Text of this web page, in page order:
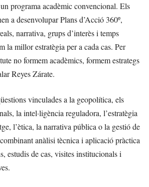
programa acadèmic convencional. Els
a desenvolupar Plans d’Acció 360º,
narrativa, grups d’interès i temps
la millor estratègia per a cada cas. Per
no formem acadèmics, formem estrategs
Reyes Zárate.
vinculades a la geopolítica, els
la intel·ligència reguladora, l’estratègia
l’ètica, la narrativa pública o la gestió de
anàlisi tècnica i aplicació pràctica
estudis de cas, visites institucionals i